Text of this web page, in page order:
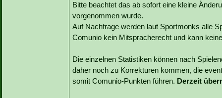
Bitte beachtet das ab sofort eine kleine
vorgenommen wurde.
Auf Nachfrage werden laut Sportmonks alle
Comunio kein Mitspracherecht und kann
Die einzelnen Statistiken können nach
daher noch zu Korrekturen kommen, die
somit Comunio-Punkten führen. Derzeit